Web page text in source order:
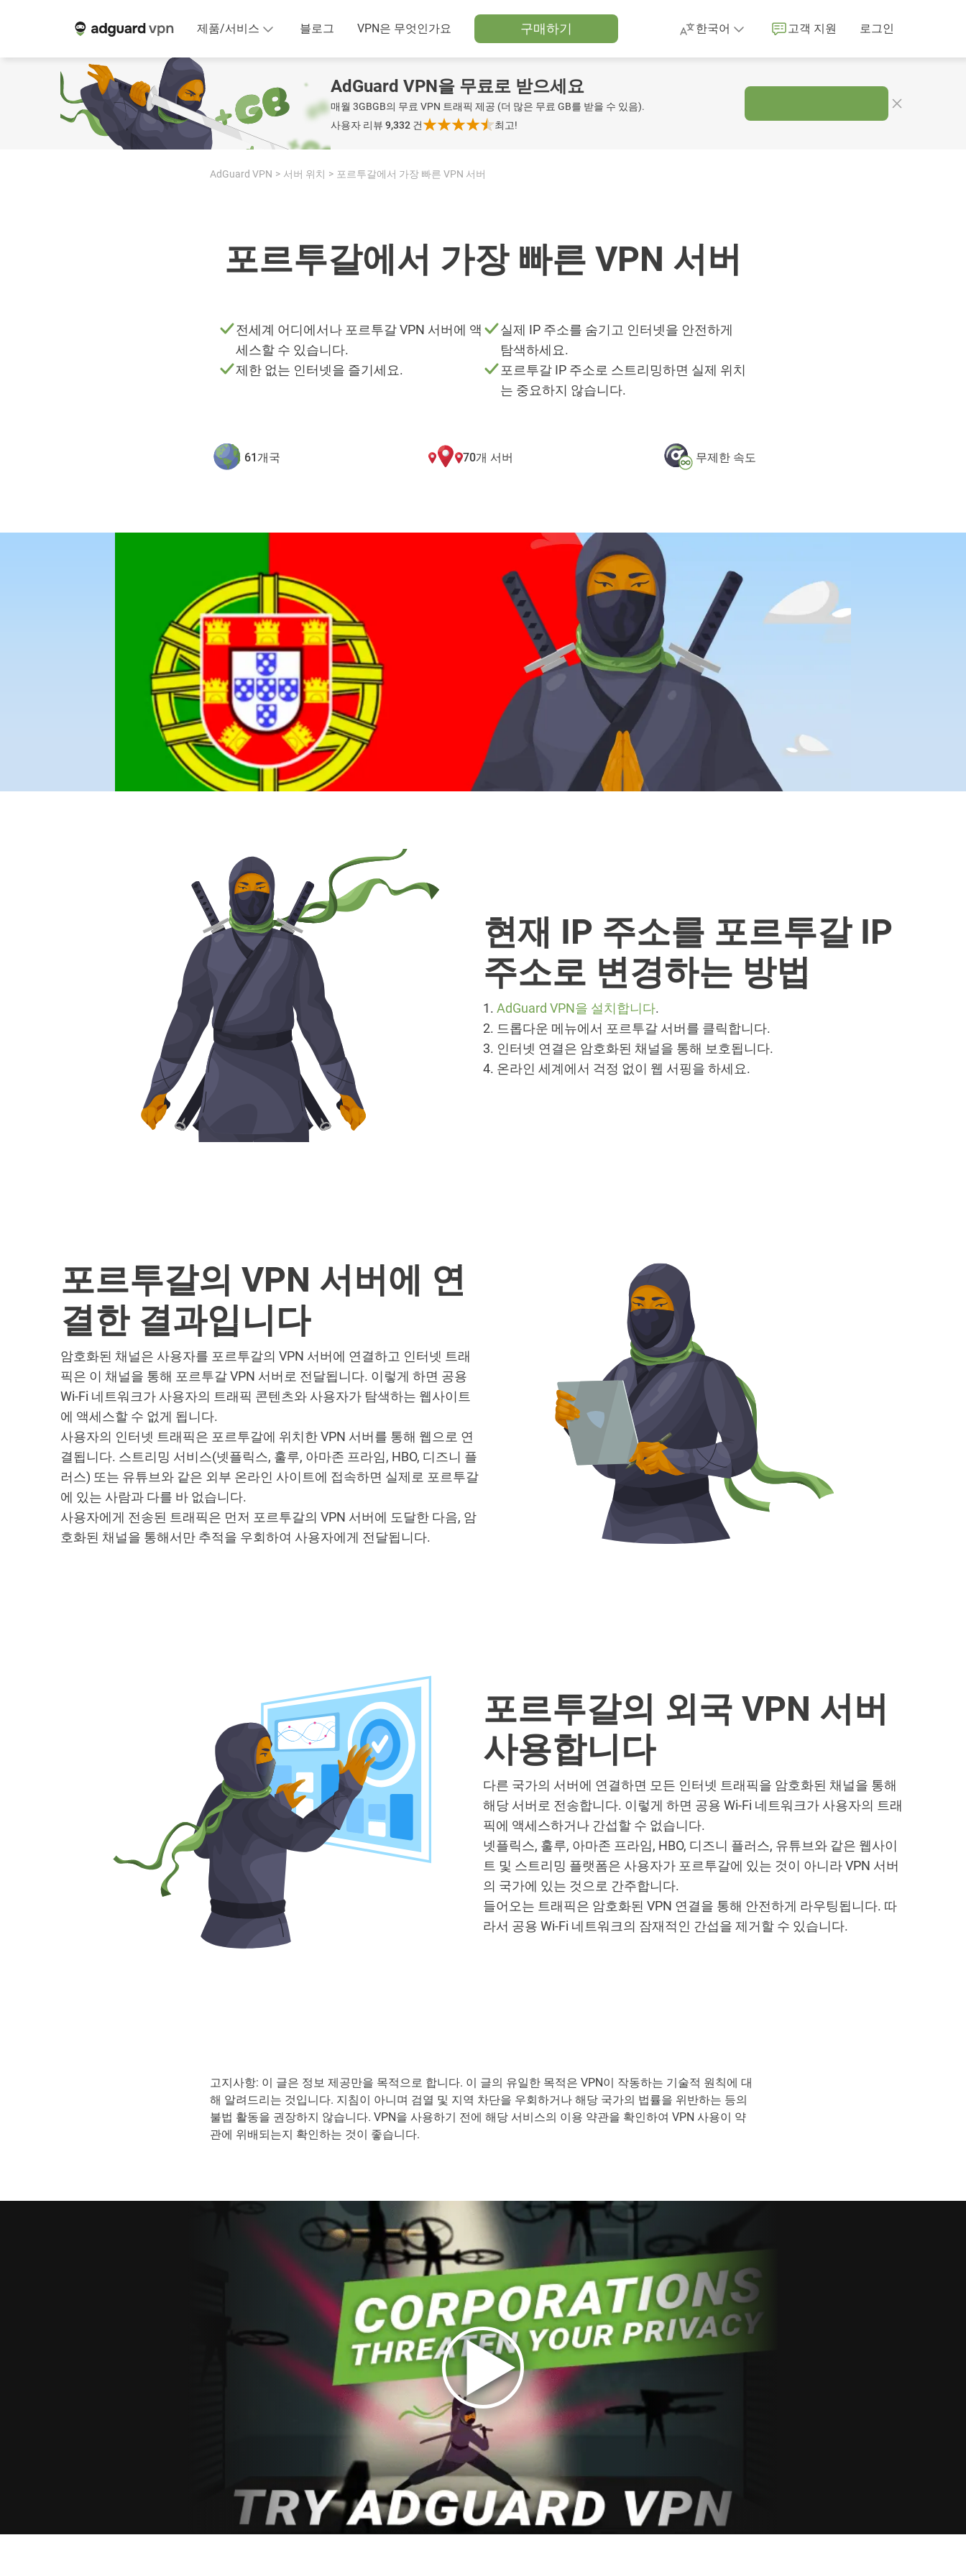
제품/서비스 블로그 VPN은 무엇인가요 구매하기 한국어 고객 지원 로그인
AdGuard VPN을 무료로 받으세요
매월 3GBGB의 무료 VPN 트래픽 제공 (더 많은 무료 GB를 받을 수 있음).
사용자 리뷰 9,332 건 최고!
AdGuard VPN 서버 위치 포르투갈에서 가장 빠른 VPN 서버
포르투갈에서 가장 빠른 VPN 서버
전세계 어디에서나 포르투갈 VPN 서버에 액
세스할 수 있습니다.
실제 IP 주소를 숨기고 인터넷을 안전하게
탐색하세요.
제한 없는 인터넷을 즐기세요.
포르투갈 IP 주소로 스트리밍하면 실제 위치
는 중요하지 않습니다.
61개국 70개 서버 무제한 속도
현재 IP 주소를 포르투갈 IP
주소로 변경하는 방법
1. AdGuard VPN을 설치합니다.
2. 드롭다운 메뉴에서 포르투갈 서버를 클릭합니다.
3. 인터넷 연결은 암호화된 채널을 통해 보호됩니다.
4. 온라인 세계에서 걱정 없이 웹 서핑을 하세요.
포르투갈의 VPN 서버에 연
결한 결과입니다
암호화된 채널은 사용자를 포르투갈의 VPN 서버에 연결하고 인터넷 트래
픽은 이 채널을 통해 포르투갈 VPN 서버로 전달됩니다. 이렇게 하면 공용
Wi-Fi 네트워크가 사용자의 트래픽 콘텐츠와 사용자가 탐색하는 웹사이트
에 액세스할 수 없게 됩니다.
사용자의 인터넷 트래픽은 포르투갈에 위치한 VPN 서버를 통해 웹으로 연
결됩니다. 스트리밍 서비스(넷플릭스, 훌루, 아마존 프라임, HBO, 디즈니 플
러스) 또는 유튜브와 같은 외부 온라인 사이트에 접속하면 실제로 포르투갈
에 있는 사람과 다를 바 없습니다.
사용자에게 전송된 트래픽은 먼저 포르투갈의 VPN 서버에 도달한 다음, 암
호화된 채널을 통해서만 추적을 우회하여 사용자에게 전달됩니다.
포르투갈의 외국 VPN 서버
사용합니다
다른 국가의 서버에 연결하면 모든 인터넷 트래픽을 암호화된 채널을 통해
해당 서버로 전송합니다. 이렇게 하면 공용 Wi-Fi 네트워크가 사용자의 트래
픽에 액세스하거나 간섭할 수 없습니다.
넷플릭스, 훌루, 아마존 프라임, HBO, 디즈니 플러스, 유튜브와 같은 웹사이
트 및 스트리밍 플랫폼은 사용자가 포르투갈에 있는 것이 아니라 VPN 서버
의 국가에 있는 것으로 간주합니다.
들어오는 트래픽은 암호화된 VPN 연결을 통해 안전하게 라우팅됩니다. 따
라서 공용 Wi-Fi 네트워크의 잠재적인 간섭을 제거할 수 있습니다.
고지사항: 이 글은 정보 제공만을 목적으로 합니다. 이 글의 유일한 목적은 VPN이 작동하는 기술적 원칙에 대
해 알려드리는 것입니다. 지침이 아니며 검열 및 지역 차단을 우회하거나 해당 국가의 법률을 위반하는 등의
불법 활동을 권장하지 않습니다. VPN을 사용하기 전에 해당 서비스의 이용 약관을 확인하여 VPN 사용이 약
관에 위배되는지 확인하는 것이 좋습니다.